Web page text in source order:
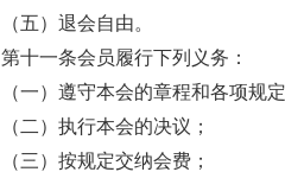
（五）退会自由。
第十一条会员履行下列义务：
（一）遵守本会的章程和各项规
（二）执行本会的决议；
（三）按规定交纳会费；